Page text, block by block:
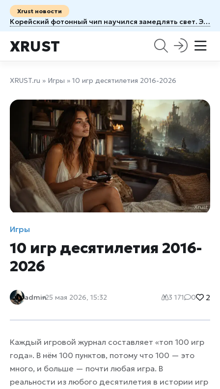
Xrust новости
Корейский фотонный чип научился замедлять свет. Это может изменить архитектуру ИИ серверов
XRUST
XRUST.ru » Игры » 10 игр десятилетия 2016-2026
Игры
10 игр десятилетия 2016-
2026
admin25 мая 2026, 15:32 3 171 0 2
Каждый игровой журнал составляет «топ 100 игр
года». В нём 100 пунктов, потому что 100 — это
много, и больше — почти любая игра. В
реальности из любого десятилетия в истории игр